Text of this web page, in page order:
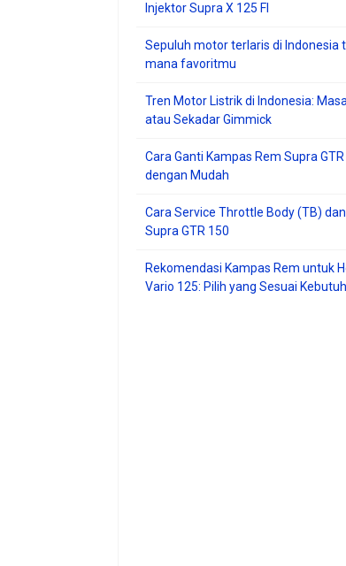
Injektor Supra X 125 FI
Sepuluh motor terlaris di Indonesia
mana favoritmu
Tren Motor Listrik di Indonesia:
atau Sekadar Gimmick
Cara Ganti Kampas Rem Supra
dengan Mudah
Cara Service Throttle Body (TB)
Supra GTR 150
Rekomendasi Kampas Rem untuk
Vario 125: Pilih yang Sesuai